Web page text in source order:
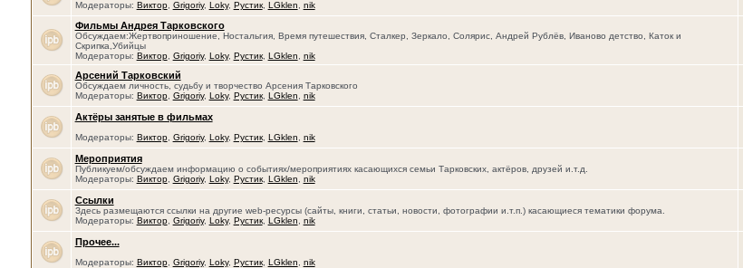
Модераторы: Виктор, Grigoriy, Loky, Рустик, LGklen nik
Фильмы Андрея Тарковского
Обсуждаем:Жертвоприношение, Ностальгия, Время путешествия, Сталкер, Зеркало, Солярис, Андрей Рублёв, Иваново детство, Каток и
Скрипка,Убийцы
Модераторы: Виктор, Grigoriy, Loky, Рустик, LGklen nik
Арсений Тарковский
Обсуждаем личность, судьбу и творчество Арсения Тарковского
Модераторы: Виктор, Grigoriy, Loky, Рустик, LGklen nik
Актёры занятые в фильмах
Модераторы: Виктор, Grigoriy, Loky, Рустик, LGklen nik
Мероприятия
Публикуем/обсуждаем информацию о событиях/мероприятиях касающихся семьи Тарковских, актёров, друзей и.т.д.
Модераторы: Виктор, Grigoriy, Loky, Рустик, LGklen nik
Ссылки
Здесь размещаются ссылки на другие web-ресурсы (сайты, книги, статьи, новости, фотографии и.т.п.) касающиеся тематики форума.
Модераторы: Виктор, Grigoriy, Loky, Рустик, LGklen nik
Прочее...
Модераторы: Виктор, Grigoriy, Loky, Рустик, LGklen nik